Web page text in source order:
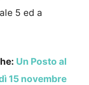
5 ed a
Un Posto al
15 novembre